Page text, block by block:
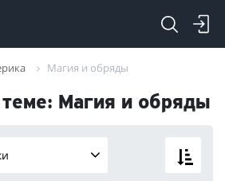
Магия и обряды
Магия и обряды